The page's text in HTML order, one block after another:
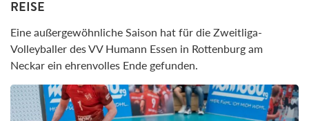
REISE
Eine außergewöhnliche Saison hat für die Zweitliga-
Volleyballer des VV Humann Essen in Rottenburg am
Neckar ein ehrenvolles Ende gefunden.